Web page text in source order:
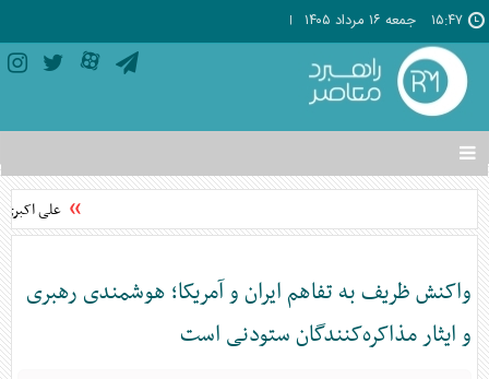
۱۵:۴۷ جمعه ۱۶ مرداد ۱۴۰۵
تغییر
وضعیت
منوی
ها
علی
واکنش ظریف به تفاهم ایران و آمریکا؛ هوشمندی رهبری
و ایثار مذاکره‌کنندگان ستودنی است